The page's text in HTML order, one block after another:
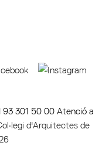
93 301 50 00 Atenció a
d'Arquitectes de